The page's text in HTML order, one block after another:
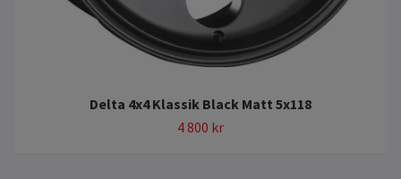
Delta 4x4 Klassik Black Matt 5x118
4 800 kr